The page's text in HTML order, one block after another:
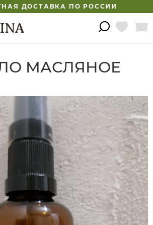
ДОСТАВКА ПО РОССИИ
МАСЛЯНОЕ